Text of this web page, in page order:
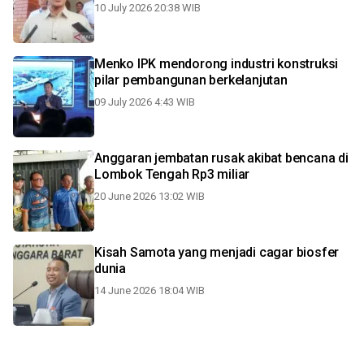
10 July 2026 20:38 WIB
Menko IPK mendorong industri konstruksi
pilar pembangunan berkelanjutan
09 July 2026 4:43 WIB
Anggaran jembatan rusak akibat bencana di
Lombok Tengah Rp3 miliar
20 June 2026 13:02 WIB
Kisah Samota yang menjadi cagar biosfer
dunia
14 June 2026 18:04 WIB